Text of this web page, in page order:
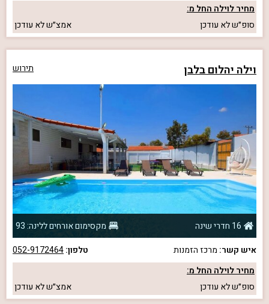
מחיר לוילה החל מ:
סופ״שלא עודכן אמצ״שלא עודכן
וילה יהלום בלבן תירוש
16 חדרי שינה
מקסימום אורחים ללינה: 93
איש קשר: מרכז הזמנות טלפון:052-9172464
מחיר לוילה החל מ:
סופ״שלא עודכן אמצ״שלא עודכן